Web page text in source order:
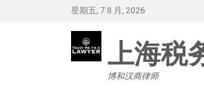
星期五, 7 8 月, 2026
上海税
博和汉商律师